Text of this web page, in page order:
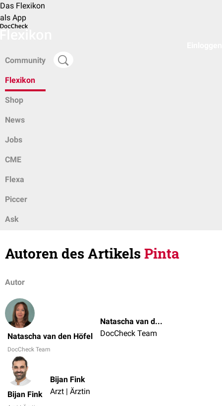
Das Flexikon
als App
Community
Flexikon
Shop
News
Jobs
CME
Flexa
Piccer
Ask
Autoren des ArtikelsPinta
Autor
Natascha van den Höfel
DocCheck Team
Natascha van den Höfel
DocCheck Team
Bijan Fink
Bijan Fink
Arzt | Ärztin